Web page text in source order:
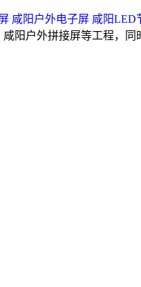
咸阳户外电子屏 咸阳LED
咸阳户外拼接屏等工程，同